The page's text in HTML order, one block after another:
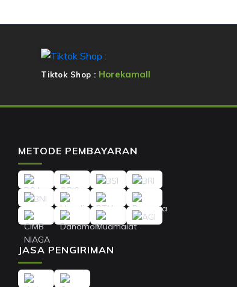
Tiktok Shop : Horekamall
METODE PEMBAYARAN
JASA PENGIRIMAN